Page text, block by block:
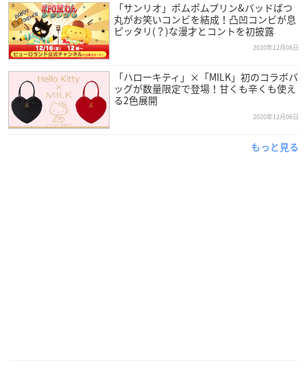
「サンリオ」ポムポムプリン&バッドばつ
丸がお笑いコンビを結成！凸凹コンビが息
ピッタリ(？)な漫才とコントを初披露
2020年12月08日
「ハローキティ」×「MILK」初のコラボバ
ッグが数量限定で登場！甘くも辛くも使え
る2色展開
2020年12月06日
もっと見る